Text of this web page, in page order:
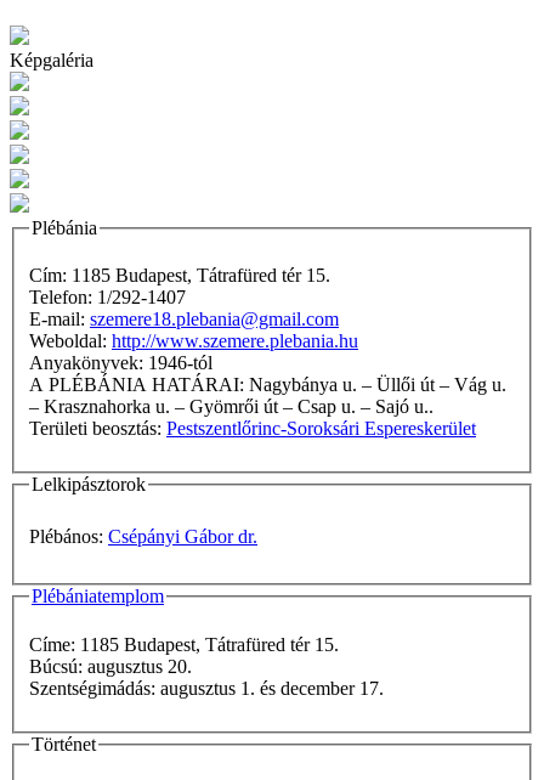
Képgaléria
Plébánia
Cím: 1185 Budapest, Tátrafüred tér 15.
Telefon: 1/292-1407
E-mail: szemere18.plebania@gmail.com
Weboldal: http://www.szemere.plebania.hu
Anyakönyvek: 1946-tól
A PLÉBÁNIA HATÁRAI: Nagybánya u. – Üllői út – Vág u.
– Krasznahorka u. – Gyömrői út – Csap u. – Sajó u..
Területi beosztás: Pestszentlőrinc-Soroksári Espereskerület
Lelkipásztorok
Plébános: Csépányi Gábor dr.
Plébániatemplom
Címe: 1185 Budapest, Tátrafüred tér 15.
Búcsú: augusztus 20.
Szentségimádás: augusztus 1. és december 17.
Történet